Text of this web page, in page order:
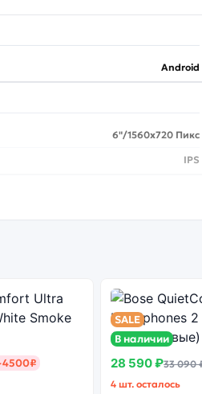
Android
6"/1560х720 Пикс
IPS
1 шт.
13
1920х1080 пикс 30 к/с
SALE
В наличии
28 590 ₽33 090
4 шт. осталось